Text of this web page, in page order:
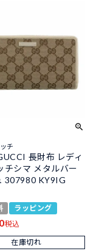
チ
長財布 レディ
チシマ メタルバー
307980 KY9IG
ラッピング
税込
在庫切れ